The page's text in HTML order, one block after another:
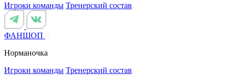
Игроки команды Тренерский состав
ФАНШОП
Норманочка
Игроки команды Тренерский состав